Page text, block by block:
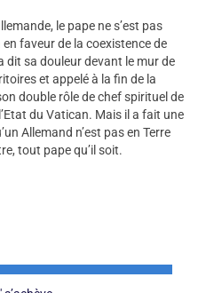
le pape ne s’est pas
faveur de la coexistence de
dit sa douleur devant le mur de
et appelé à la fin de la
double rôle de chef spirituel de
du Vatican. Mais il a fait une
Allemand n’est pas en Terre
tout pape qu’il soit.